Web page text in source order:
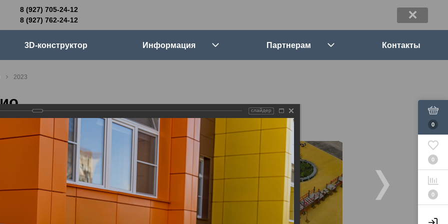
8 (927) 705-24-12
8 (927) 762-24-12
24-12
24-12
г. Самара, Московское шоссе 18км Территория Завода Приборных Подшипников
прайс-листа
3D-конструктор Информация Партнерам Контакты
2023
0
0
0
слайдер